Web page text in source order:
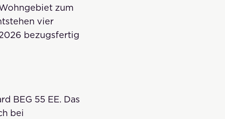
zum
vier
bezugsfertig
BEG 55 EE. Das
bei